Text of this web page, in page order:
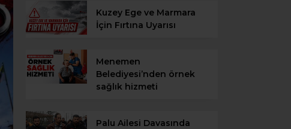
Kuzey Ege ve Marmara
İçin Fırtına Uyarısı
Menemen
Belediyesi’nden örnek
sağlık hizmeti
Palu Ailesi Davasında